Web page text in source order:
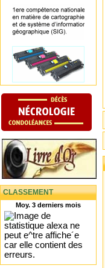
CLASSEMENT
Moy. 3 derniers mois